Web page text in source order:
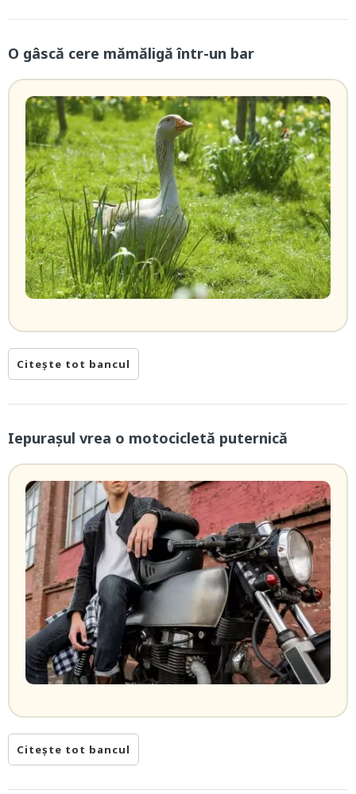
O gâscă cere mămăligă într-un bar
Citește tot bancul
Iepurașul vrea o motocicletă puternică
Citește tot bancul